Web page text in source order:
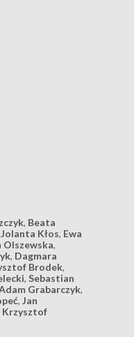
, Beata
Jolanta Kłos, Ewa
Olszewska,
, Dagmara
Brodek,
, Sebastian
Grabarczyk,
,Jan
Krzysztof